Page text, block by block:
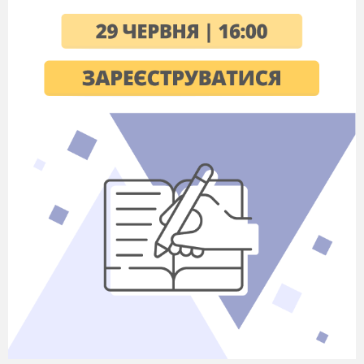
Як хороше,— стрепенулась береза,—
вся моя кора прогрілась, кожна гілочка соком
налилась. Сонечко зимовий сон геть прогнало.
До тепла і сонця потяглися комахи і рослини.
Слухання музики
Учитель. Як прокидається природа, дихання
весни ми можемо відчути у творі «Навесні» Е.
Ґріґа.
Слухання «Навесні» Е. Ґріґа
Що ви відчуваєте, коли слухаєте цю
П. Чайковський також захоплювався чарівними
ження він передавав у